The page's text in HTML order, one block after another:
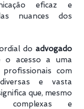
eficaz e
nuances dos
do advogado
o acesso a uma
com
diversas e vasta
que, mesmo
complexas e